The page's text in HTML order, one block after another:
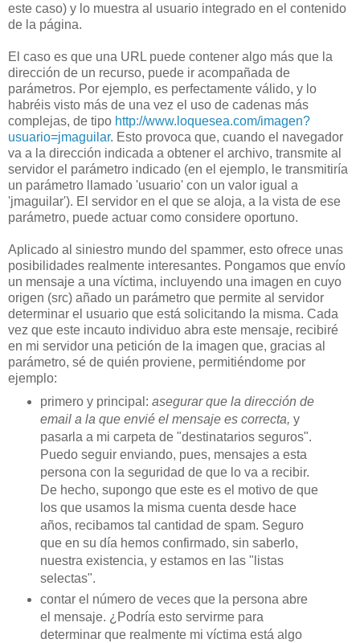
este caso) y lo muestra al usuario integrado en el contenido
de la página.
El caso es que una URL puede contener algo más que la
dirección de un recurso, puede ir acompañada de
parámetros. Por ejemplo, es perfectamente válido, y lo
habréis visto más de una vez el uso de cadenas más
complejas, de tipo http://www.loquesea.com/imagen?
usuario=jmaguilar. Esto provoca que, cuando el navegador
va a la dirección indicada a obtener el archivo, transmite al
servidor el parámetro indicado (en el ejemplo, le transmitiría
un parámetro llamado 'usuario' con un valor igual a
'jmaguilar'). El servidor en el que se aloja, a la vista de ese
parámetro, puede actuar como considere oportuno.
Aplicado al siniestro mundo del spammer, esto ofrece unas
posibilidades realmente interesantes. Pongamos que envío
un mensaje a una víctima, incluyendo una imagen en cuyo
origen (src) añado un parámetro que permite al servidor
determinar el usuario que está solicitando la misma. Cada
vez que este incauto individuo abra este mensaje, recibiré
en mi servidor una petición de la imagen que, gracias al
parámetro, sé de quién proviene, permitiéndome por
ejemplo:
primero y principal: asegurar que la dirección de
email a la que envié el mensaje es correcta, y
pasarla a mi carpeta de "destinatarios seguros".
Puedo seguir enviando, pues, mensajes a esta
persona con la seguridad de que lo va a recibir.
De hecho, supongo que este es el motivo de que
los que usamos la misma cuenta desde hace
años, recibamos tal cantidad de spam. Seguro
que en su día hemos confirmado, sin saberlo,
nuestra existencia, y estamos en las "listas
selectas".
contar el número de veces que la persona abre
el mensaje. ¿Podría esto servirme para
determinar que realmente mi víctima está algo